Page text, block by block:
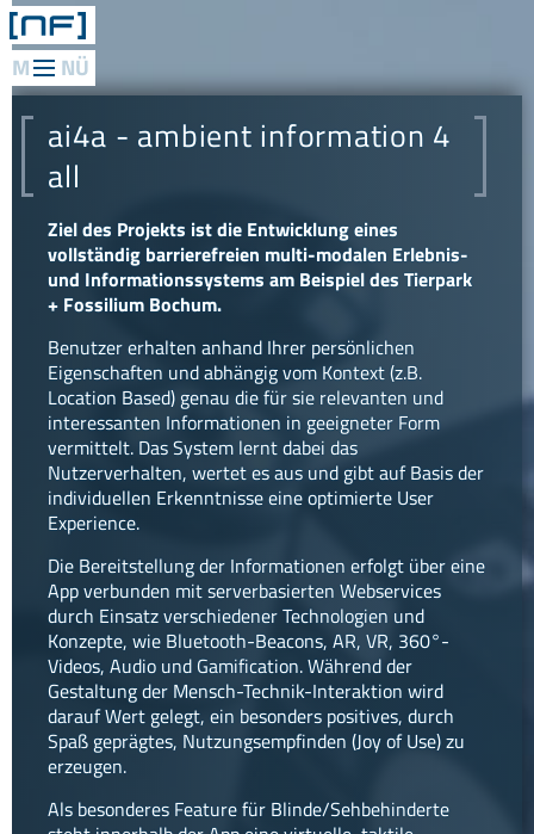
web
applications
mediadesign
consulting
research
KulturXpand
PERUN
KAIROS
SIMARGL
Rendezfood
Compagno
Hochschule
referenzen
ai4a - ambient information 4
all
Ziel des Projekts ist die Entwicklung eines
vollständig barrierefreien multi-modalen Erlebnis-
und Informationssystems am Beispiel des Tierpark
+ Fossilium Bochum.
Benutzer erhalten anhand Ihrer persönlichen
Eigenschaften und abhängig vom Kontext (z.B.
Location Based) genau die für sie relevanten und
interessanten Informationen in geeigneter Form
vermittelt. Das System lernt dabei das
Nutzerverhalten, wertet es aus und gibt auf Basis der
individuellen Erkenntnisse eine optimierte User
Experience.
Die Bereitstellung der Informationen erfolgt über eine
App verbunden mit serverbasierten Webservices
durch Einsatz verschiedener Technologien und
Konzepte, wie Bluetooth-Beacons, AR, VR, 360°-
Videos, Audio und Gamification. Während der
Gestaltung der Mensch-Technik-Interaktion wird
darauf Wert gelegt, ein besonders positives, durch
Spaß geprägtes, Nutzungsempfinden (Joy of Use) zu
erzeugen.
Als besonderes Feature für Blinde/Sehbehinderte